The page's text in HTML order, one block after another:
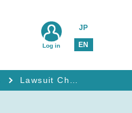
JP
EN
Log in